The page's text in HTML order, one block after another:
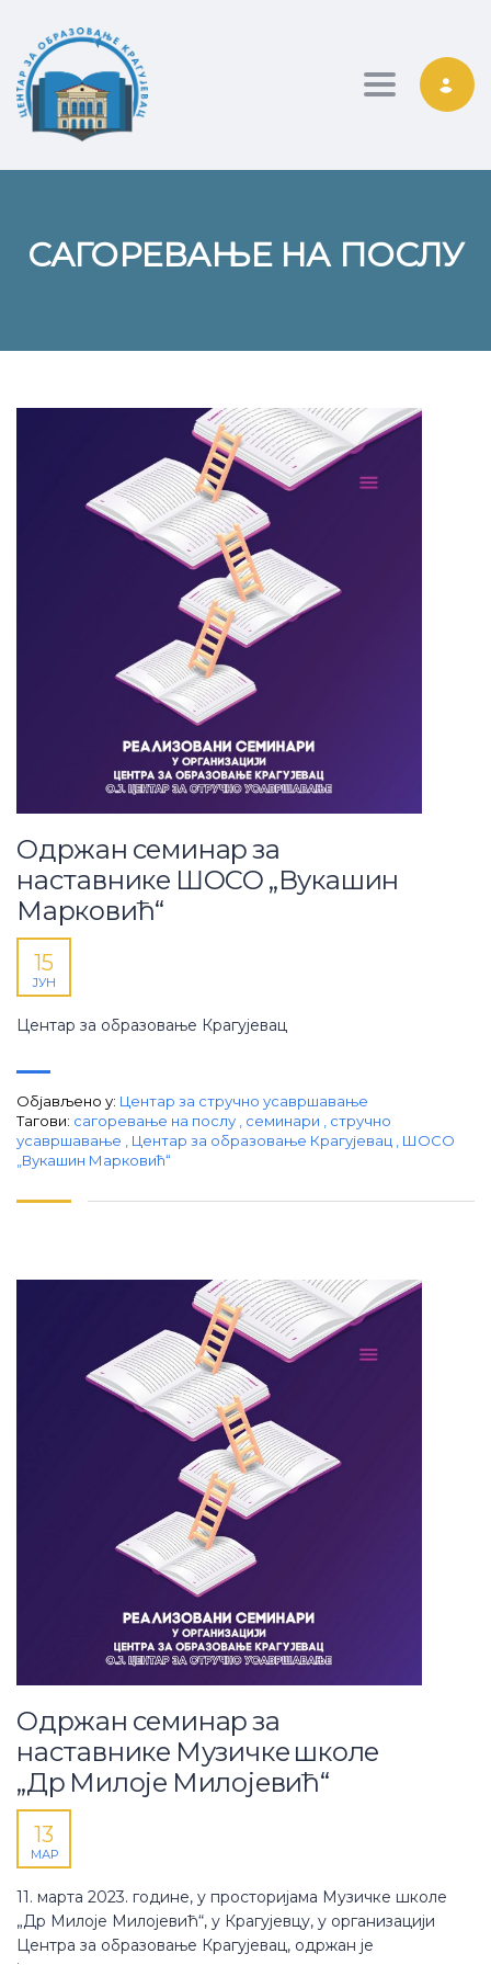
Toggle
САГОРЕВАЊЕ НА ПОСЛУ
Одржан семинар за
наставнике ШОСО „Вукашин
Марковић“
15
ЈУН
Центар за образовање Крагујевац
Објављено у: Центар за стручно усавршавање
Тагови: сагоревање на послу семинари
стручно
усавршавање
Центар за образовање Крагујевац
ШОСО
„Вукашин Марковић“
Одржан семинар за
наставнике Музичке школе
„Др Милоје Милојевић“
13
МАР
11. марта 2023. године, у просторијама Музичке школе
„Др Милоје Милојевић“, у Крагујевцу, у организацији
Центра за образовање Крагујевац, одржан је